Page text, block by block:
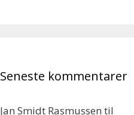
Seneste kommentarer
Jan Smidt Rasmussen til